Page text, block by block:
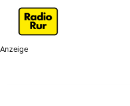
Anzeige